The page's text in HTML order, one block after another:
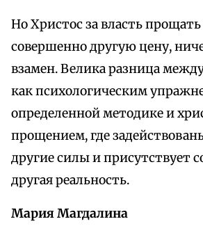
Но Христос за власть
совершенно другую цену,
взамен. Велика разница
как психологическим
определенной методике и
прощением, где
другие силы и присутствует
другая реальность.
Мария Магдалина